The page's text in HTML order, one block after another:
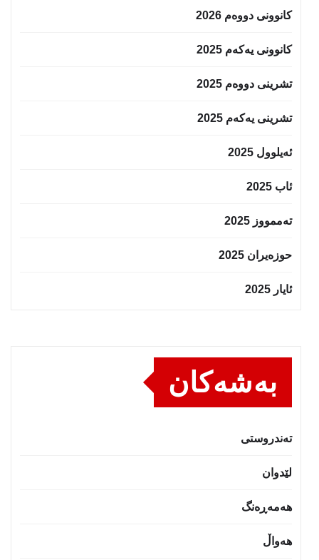
کانوونی دووەم 2026
کانوونی یەکەم 2025
تشرینی دووەم 2025
تشرینی یەکەم 2025
ئەیلوول 2025
ئاب 2025
تەممووز 2025
حوزه‌یران 2025
ئایار 2025
بەشەکان
تەندروستى
لێدوان
هەمەڕەنگ
هەواڵ